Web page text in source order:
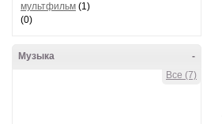
мультфильм (1)
(0)
-
Музыка
Все (7)